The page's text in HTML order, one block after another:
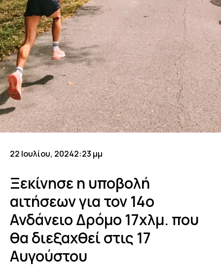
22 Ιουλίου, 20242:23 μμ
Ξεκίνησε η υποβολή
αιτήσεων για τον 14ο
Ανδάνειο Δρόμο 17χλμ. που
θα διεξαχθεί στις 17
Αυγούστου